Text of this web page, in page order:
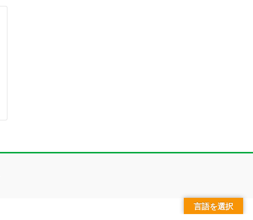
言語を選択